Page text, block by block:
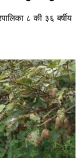
८ की ३६ बर्षीय